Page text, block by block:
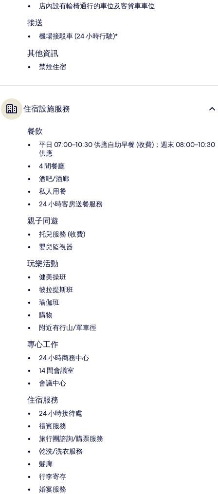
店內設有輪椅通行的車位及客貨車車位
接送
機場接駁車 (24 小時行駛)*
其他資訊
禁煙住宿
住宿設施服務
餐飲
平日 07:00–10:30 供應自助早餐 (收費)；週末 08:00–10:30
供應
4 間餐廳
酒吧/酒廊
私人用餐
24 小時客房送餐服務
親子同遊
托兒服務 (收費)
嬰兒監視器
玩樂活動
健美操班
彼拉提斯班
瑜伽班
購物
附近有行山/單車徑
專心工作
24 小時商務中心
14 間會議室
會議中心
住宿服務
24 小時接待處
禮賓服務
旅行團諮詢/購票服務
乾洗/洗衣服務
髮廊
行李寄存
婚宴服務